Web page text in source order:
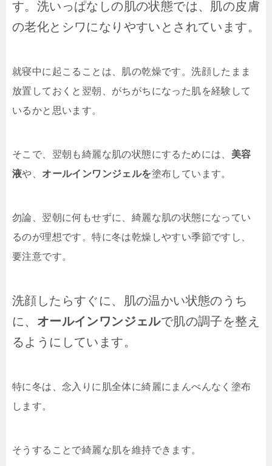
す。洗いっぱなしの肌の状態では、肌の皮膚
の老化とシワになりやすいとされています。
就寝中に起こることは、肌の乾燥です。洗顔したまま
放置しておくと翌朝、がちがちになった肌を経験して
いるかと思います。
そこで、翌朝も綺麗な肌の状態にするためには、 美容
液や、 オールインワンジェルを塗布しています。
勿論、翌朝に何もせずに、綺麗な肌の状態になってい
るのが理想です。特に冬は乾燥しやすい季節ですし、
要注意です。
洗顔したらすぐに、肌の温かい状態のうち
に、 オールインワンジェルで肌の調子を整え
るようにしています。
特に冬は、念入りに肌全体に綺麗にまんべんなく塗布
します。
そうすることで綺麗な肌を維持できます。